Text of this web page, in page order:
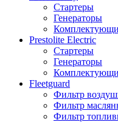
Стартеры
Генераторы
Prestolite Electric
Стартеры
Генераторы
Fleetguard
Фильтр
Фильтр
Фильтр